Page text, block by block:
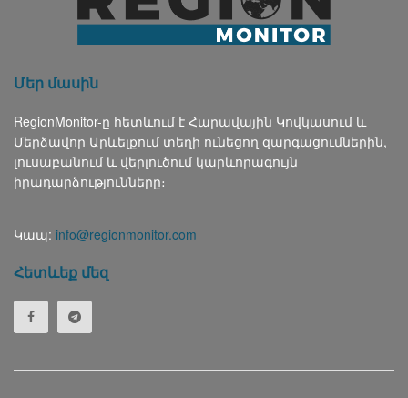
Մեր մասին
RegionMonitor-ը հետևում է Հարավային Կովկասում և
Մերձավոր Արևելքում տեղի ունեցող զարգացումներին,
լուսաբանում և վերլուծում կարևորագույն
իրադարձությունները։
Կապ: info@regionmonitor.com
Հետևեք մեզ